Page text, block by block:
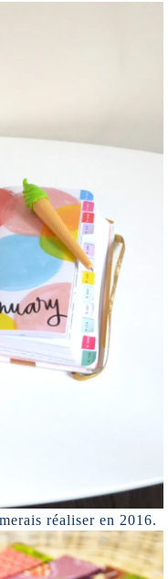
réaliser en 2016.